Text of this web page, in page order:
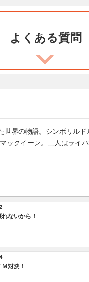
よくある質問
世界の物語。シンボリルド
クイーン。二人はライバ
れないから！
Ｍ対決！